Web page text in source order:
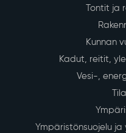
Tontit ja
Kunnan
Kadut, reitit,
Vesi-,
Ympäristönsuojelu